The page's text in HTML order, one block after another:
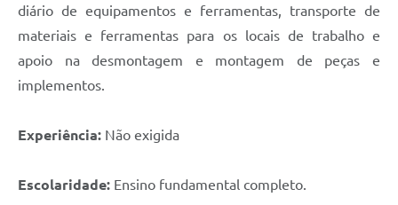
diário de equipamentos e ferramentas, transporte de
materiais e ferramentas para os locais de trabalho e
apoio na desmontagem e montagem de peças e
implementos.
Experiência: Não exigida
Escolaridade: Ensino fundamental completo.